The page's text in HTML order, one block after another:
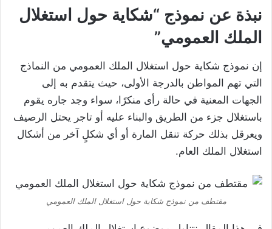
نبذة عن نموذج “شكاية حول استغلال
الملك العمومي”
إن نموذج شكاية حول استغلال الملك العمومي من النماذج
التي تهم المواطن بالدرجة الأولى، حيث يتقدم به إلى
الجهات المعنية في حالة رأى منكرًا، سواء وجد جاره يقوم
باستغلال جزء من الطريق والبناء عليه أو تاجر يحتل الرصيف
ويعرقل بذلك حركة تنقل المارة أو أي شكلٍ آخر من أشكال
استغلال الملك العام.
مقتطف من نموذج شكاية حول استغلال الملك العمومي